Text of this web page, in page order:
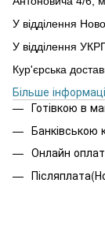
У відділення
У відділення
Кур'єрська
Більше
Готівкою в
Банківською
Онлайн